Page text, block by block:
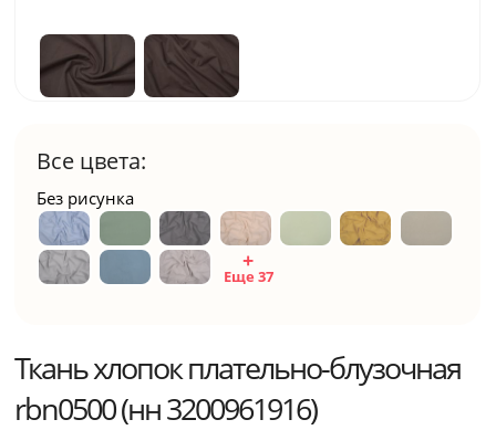
Все цвета:
Без рисунка
Еще 37
Ткань хлопок плательно-блузочная
rbn0500 (нн 3200961916)